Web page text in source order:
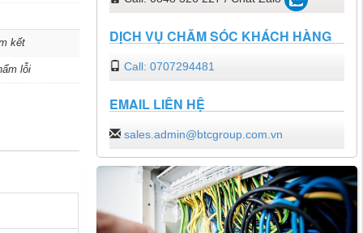
kết
lỗi
DỊCH VỤ CHĂM SÓC KHÁCH HÀNG
Call: 0707294481
EMAIL LIÊN HỆ
sales.admin@btcgroup.com.vn